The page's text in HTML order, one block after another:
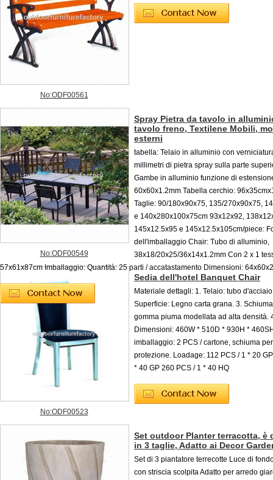
No:ODF00561
No:ODF00549
Spray Pietra da tavolo in
tavolo freno, Textilene Mobili,
esterni
tabella: Telaio in alluminio con
millimetri di pietra spray sulla parte
Gambe in alluminio funzione di
60x60x1.2mm Tabella cerchio:
Taglie: 90/180x90x75, 135/270x90x75,
e 140x280x100x75cm 93x12x92,
145x12.5x95 e 145x12.5x105cm/piece:
dell'imballaggio Chair: Tubo di alluminio,
38x18/20x25/36x14x1.2mm Con 2 x 1
57x61x87cm Imballaggio: Quantità: 25 parti / accatastamento Dimensioni:
No:ODF00523
Sedia dell'hotel Banquet Chair
Materiale dettagli: 1. Telaio: tubo
Superficie: Legno carta grana. 3.
gomma piuma modellata ad alta densità.
Dimensioni: 460W * 510D * 930H *
imballaggio: 2 PCS / cartone, schiuma
protezione. Loadage: 112 PCS / 1 * 20
* 40 GP 260 PCS / 1 * 40 HQ
Set outdoor Planter terracotta, è
in 3 taglie, Adatto ai Decor
Set di 3 piantatore terrecotte Luce di
con striscia scolpita Adatto per arredo